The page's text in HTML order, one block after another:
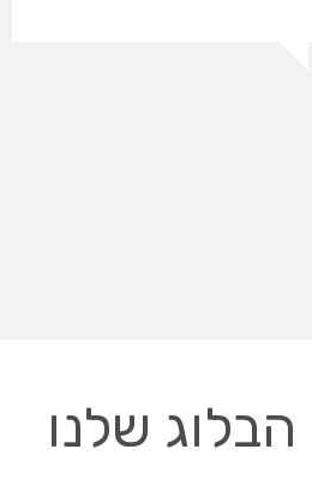
הבלוג שלנו